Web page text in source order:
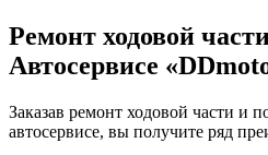
Ремонт ходовой
Автосервисе
Заказав ремонт ходовой части и
автосервисе, вы получите ряд